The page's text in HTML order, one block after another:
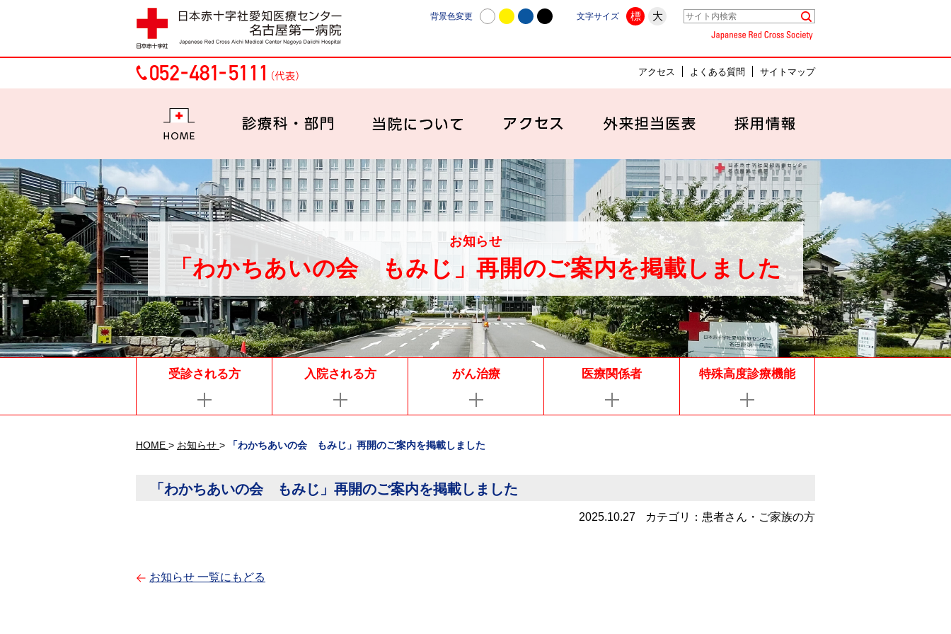
日本赤十字社愛知医療センター名古屋第一病院 | 愛知県名古屋市中村区
背景色変更 文字サイズ 標 大
アクセス よくある質問 サイトマップ
HOME 診療科・部門 当院について アクセス 外来担当医表
お知らせ
「わかちあいの会 もみじ」再開のご案内を掲載しました
受診される方 入院される方 がん治療 医療関係者 特殊高度診療機能
HOME > お知らせ > 「わかちあいの会 もみじ」再開のご案内を掲載しました
「わかちあいの会 もみじ」再開のご案内を掲載しました
2025.10.27 カテゴリ：患者さん・ご家族の方
お知らせ 一覧にもどる